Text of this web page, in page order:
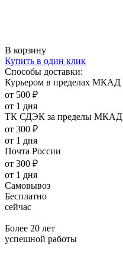
В корзину
Купить в один клик
Способы доставки:
Курьером в пределах МКАД
от 500 ₽
от 1 дня
ТК СДЭК за пределы МКАД
от 300 ₽
от 1 дня
Почта России
от 300 ₽
от 1 дня
Самовывоз
Бесплатно
сейчас
Более 20 лет
успешной работы